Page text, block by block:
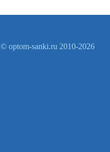
© optom-sanki.ru 2010-2026